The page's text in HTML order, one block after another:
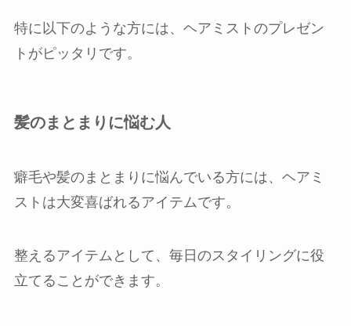
特に以下のような方には、ヘアミストのプレゼン
トがピッタリです。
髪のまとまりに悩む人
癖毛や髪のまとまりに悩んでいる方には、ヘアミ
ストは大変喜ばれるアイテムです。
整えるアイテムとして、毎日のスタイリングに役
立てることができます。